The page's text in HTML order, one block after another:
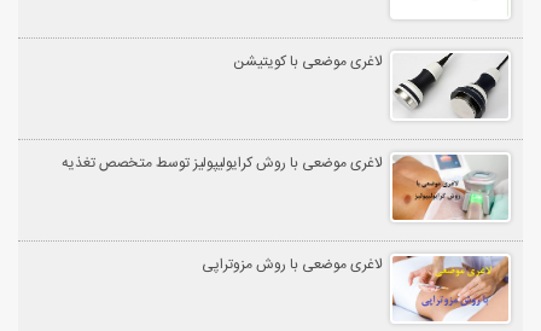
لاغری موضعی با کویتیشن
لاغری موضعی با روش کرایولیپولیز توسط متخصص تغذیه
لاغری موضعی با روش مزوتراپی